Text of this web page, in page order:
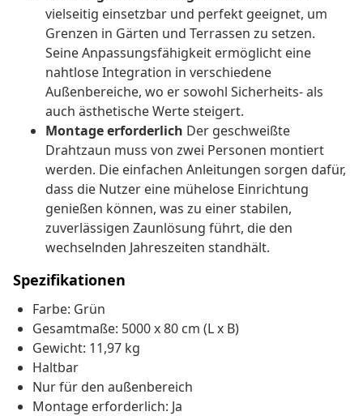
vielseitig einsetzbar und perfekt geeignet, um
Grenzen in Gärten und Terrassen zu setzen.
Seine Anpassungsfähigkeit ermöglicht eine
nahtlose Integration in verschiedene
Außenbereiche, wo er sowohl Sicherheits- als
auch ästhetische Werte steigert.
Montage erforderlich Der geschweißte
Drahtzaun muss von zwei Personen montiert
werden. Die einfachen Anleitungen sorgen dafür,
dass die Nutzer eine mühelose Einrichtung
genießen können, was zu einer stabilen,
zuverlässigen Zaunlösung führt, die den
wechselnden Jahreszeiten standhält.
Spezifikationen
Farbe: Grün
Gesamtmaße: 5000 x 80 cm (L x B)
Gewicht: 11,97 kg
Haltbar
Nur für den außenbereich
Montage erforderlich: Ja